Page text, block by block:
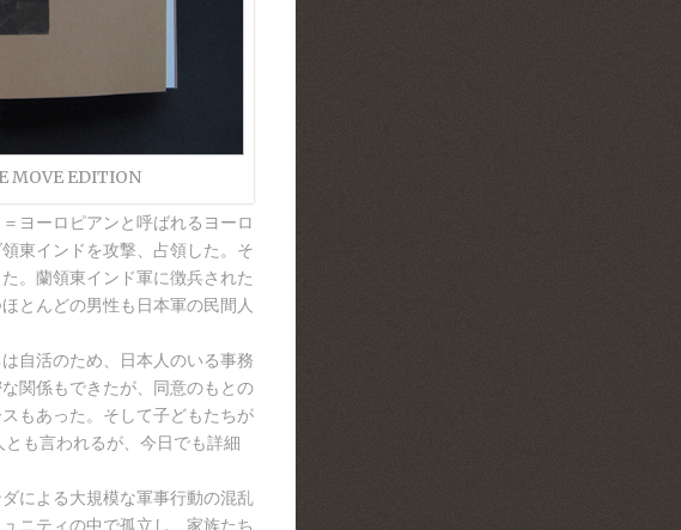
MOVE EDITION
ヨーロピアンと呼ばれるヨーロ
東インドを攻撃、占領した。そ
。蘭領東インド軍に徴兵された
とんどの男性も日本軍の民間人
自活のため、日本人のいる事務
関係もできたが、同意のもとの
もあった。そして子どもたちが
も言われるが、今日でも詳細
による大規模な軍事行動の混乱
ニティの中で孤立し、家族たち